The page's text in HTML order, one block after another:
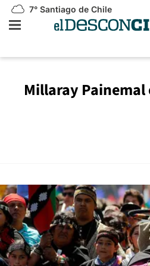
7° Santiago de Chile
Millaray Painemal